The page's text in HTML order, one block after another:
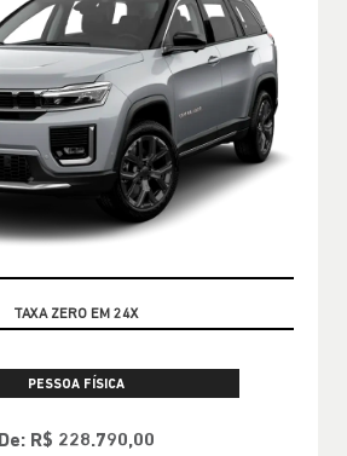
PESSOA FÍSICA
De: R$ 228.790,00